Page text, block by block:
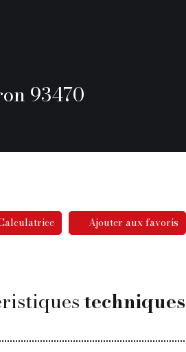
93470
Ajouter aux favoris
techniques